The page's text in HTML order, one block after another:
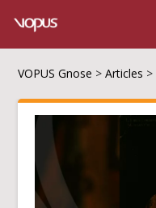
VOPUS Gnose >Articles >